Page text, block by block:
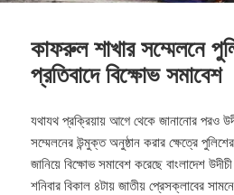
কাফরুল শাখার সম্মেলনে
প্রতিবাদে বিক্ষোভ সমাবেশ
যথাযথ প্রক্রিয়ায় আগে থেকে জানানোর পরও
সম্মেলনের উন্মুক্ত অনুষ্ঠান করার ক্ষেত্রে পুলিশের
জানিয়ে বিক্ষোভ সমাবেশ করেছে বাংলাদেশ উদীচী
শনিবার বিকাল ৪টায় জাতীয় প্রেসক্লাবের